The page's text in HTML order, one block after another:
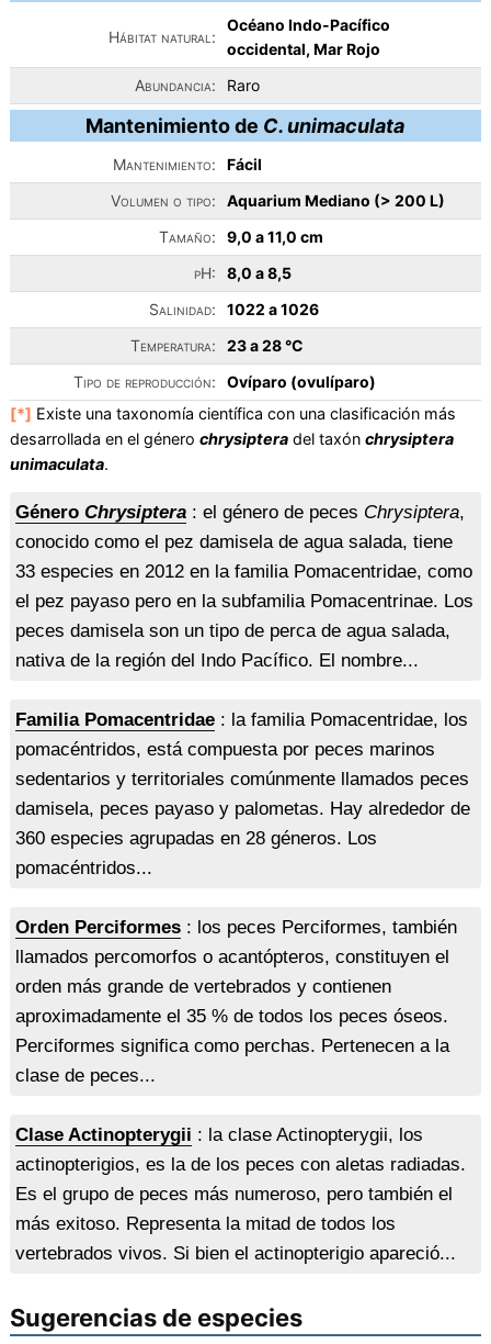
Hábitat natural:
Océano Indo-Pacífico
occidental, Mar Rojo
Abundancia:
Raro
Mantenimiento de C. unimaculata
Mantenimiento:
Fácil
Volumen o tipo:
Aquarium Mediano (> 200 L)
Tamaño:
9,0 a 11,0 cm
pH:
8,0 a 8,5
Salinidad:
1022 a 1026
Temperatura:
23 a 28 °C
Tipo de reproducción:
Ovíparo (ovulíparo)
[*] Existe una taxonomía científica con una clasificación más
desarrollada en el género chrysipteradel taxón chrysiptera
unimaculata.
Género Chrysiptera: el género de peces Chrysiptera,
conocido como el pez damisela de agua salada, tiene
33 especies en 2012 en la familia Pomacentridae, como
el pez payaso pero en la subfamilia Pomacentrinae. Los
peces damisela son un tipo de perca de agua salada,
nativa de la región del Indo Pacífico. El nombre...
Familia Pomacentridae: la familia Pomacentridae, los
pomacéntridos, está compuesta por peces marinos
sedentarios y territoriales comúnmente llamados peces
damisela, peces payaso y palometas. Hay alrededor de
360 especies agrupadas en 28 géneros. Los
pomacéntridos...
Orden Perciformes: los peces Perciformes, también
llamados percomorfos o acantópteros, constituyen el
orden más grande de vertebrados y contienen
aproximadamente el 35 % de todos los peces óseos.
Perciformes significa como perchas. Pertenecen a la
clase de peces...
Clase Actinopterygii : la clase Actinopterygii, los
actinopterigios, es la de los peces con aletas radiadas.
Es el grupo de peces más numeroso, pero también el
más exitoso. Representa la mitad de todos los
vertebrados vivos. Si bien el actinopterigio apareció...
Sugerencias de especies